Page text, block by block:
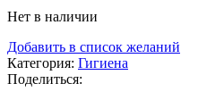
Нет в наличии
Добавить в список желаний
Категория: Гигиена
Поделиться: